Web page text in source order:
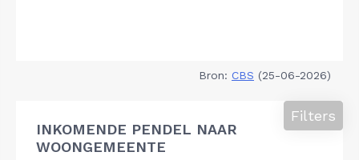
Bron: CBS (25-06-2026)
INKOMENDE PENDEL NAAR
WOONGEMEENTE
Filters